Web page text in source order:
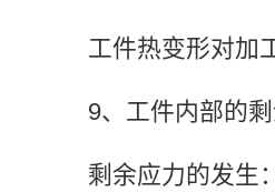
工件热变形对加
9、工件内部的
剩余应力的发生